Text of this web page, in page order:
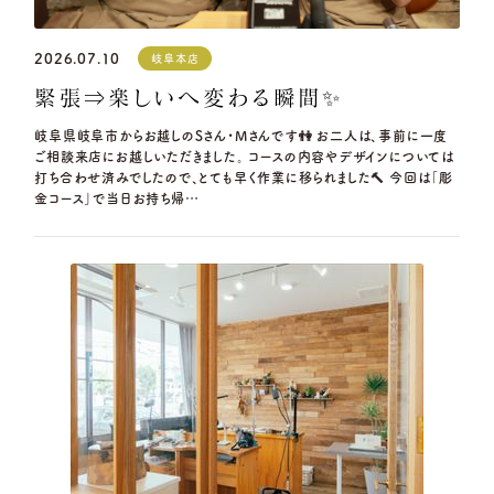
2026.07.10 岐阜本店
緊張⇒楽しいへ変わる瞬間✨
岐阜県岐阜市からお越しのSさん・Mさんです👫 お二人は、事前に一度
ご相談来店にお越しいただきました。 コースの内容やデザインについては
打ち合わせ済みでしたので、とても早く作業に移られました🔨 今回は「彫
金コース」で当日お持ち帰…